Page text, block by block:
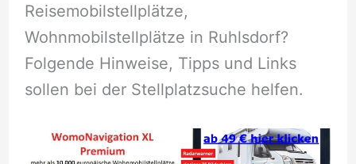
Reisemobilstellplätze,
Wohnmobilstellplätze in Ruhlsdorf?
Folgende Hinweise, Tipps und Links
sollen bei der Stellplatzsuche helfen.